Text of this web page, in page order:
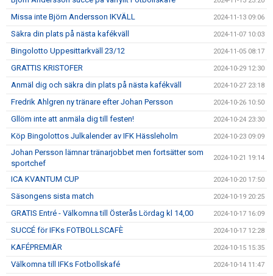
Missa inte Björn Andersson IKVÄLL 2024-11-13 09:06
Säkra din plats på nästa kafékväll 2024-11-07 10:03
Bingolotto Uppesittarkväll 23/12 2024-11-05 08:17
GRATTIS KRISTOFER 2024-10-29 12:30
Anmäl dig och säkra din plats på nästa kafékväll 2024-10-27 23:18
Fredrik Ahlgren ny tränare efter Johan Persson 2024-10-26 10:50
Gllöm inte att anmäla dig till festen! 2024-10-24 23:30
Köp Bingolottos Julkalender av IFK Hässleholm 2024-10-23 09:09
Johan Persson lämnar tränarjobbet men fortsätter som
sportchef
2024-10-21 19:14
ICA KVANTUM CUP 2024-10-20 17:50
Säsongens sista match 2024-10-19 20:25
GRATIS Entré - Välkomna till Österås Lördag kl 14,00 2024-10-17 16:09
SUCCÉ för IFKs FOTBOLLSCAFÈ 2024-10-17 12:28
KAFÉPREMIÄR 2024-10-15 15:35
Välkomna till IFKs Fotbollskafé 2024-10-14 11:47